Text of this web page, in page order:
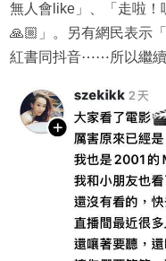
無人會like」、「走啦！
🙏🏼」。另有網民表示
紅書同抖音⋯⋯所以繼續